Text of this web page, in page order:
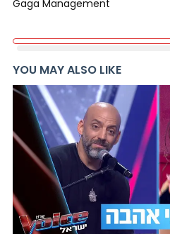
Gaga Management
YOU MAY ALSO LIKE